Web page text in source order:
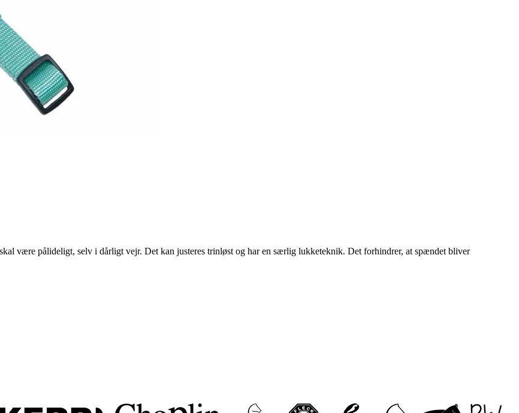
være pålideligt, selv i dårligt vejr. Det kan justeres trinløst og har en særlig lukketeknik. Det forhindrer, at spændet bliver